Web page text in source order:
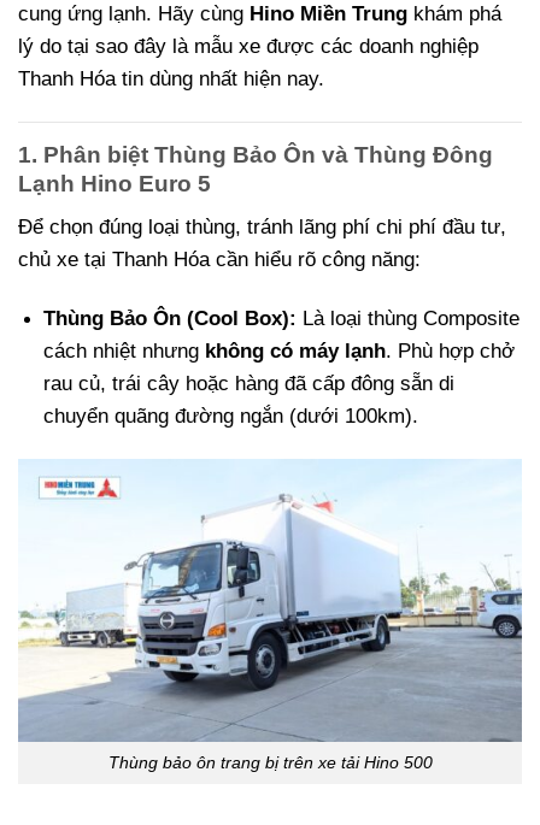
cung ứng lạnh. Hãy cùng Hino Miền Trung khám phá
lý do tại sao đây là mẫu xe được các doanh nghiệp
Thanh Hóa tin dùng nhất hiện nay.
1. Phân biệt Thùng Bảo Ôn và Thùng Đông
Lạnh Hino Euro 5
Để chọn đúng loại thùng, tránh lãng phí chi phí đầu tư,
chủ xe tại Thanh Hóa cần hiểu rõ công năng:
Thùng Bảo Ôn (Cool Box): Là loại thùng Composite
cách nhiệt nhưng không có máy lạnh. Phù hợp chở
rau củ, trái cây hoặc hàng đã cấp đông sẵn di
chuyển quãng đường ngắn (dưới 100km).
Thùng bảo ôn trang bị trên xe tải Hino 500